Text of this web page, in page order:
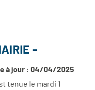
-
à jour : 04/04/2025
tenue le mardi 1